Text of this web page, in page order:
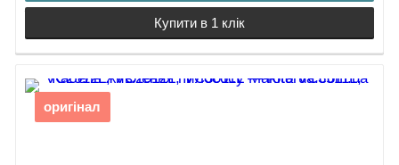
Купити в 1 клік
оригінал